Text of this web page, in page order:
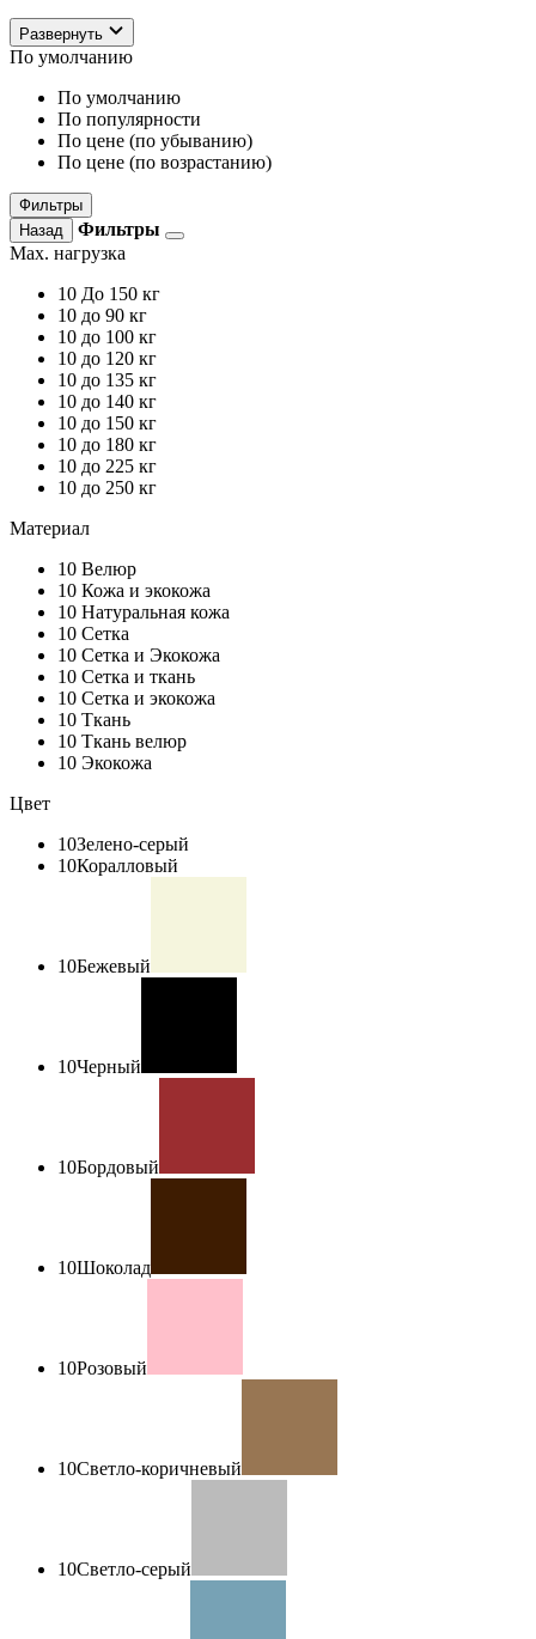
Развернуть
По умолчанию
По умолчанию
По популярности
По цене (по убыванию)
По цене (по возрастанию)
Фильтры
Назад
Фильтры
Max. нагрузка
10 До 150 кг
10 до 90 кг
10 до 100 кг
10 до 120 кг
10 до 135 кг
10 до 140 кг
10 до 150 кг
10 до 180 кг
10 до 225 кг
10 до 250 кг
Материал
10 Велюр
10 Кожа и экокожа
10 Натуральная кожа
10 Сетка
10 Сетка и Экокожа
10 Сетка и ткань
10 Сетка и экокожа
10 Ткань
10 Ткань велюр
10 Экокожа
Цвет
10Зелено-серый
10Коралловый
10Бежевый
10Черный
10Бордовый
10Шоколад
10Розовый
10Светло-коричневый
10Светло-серый